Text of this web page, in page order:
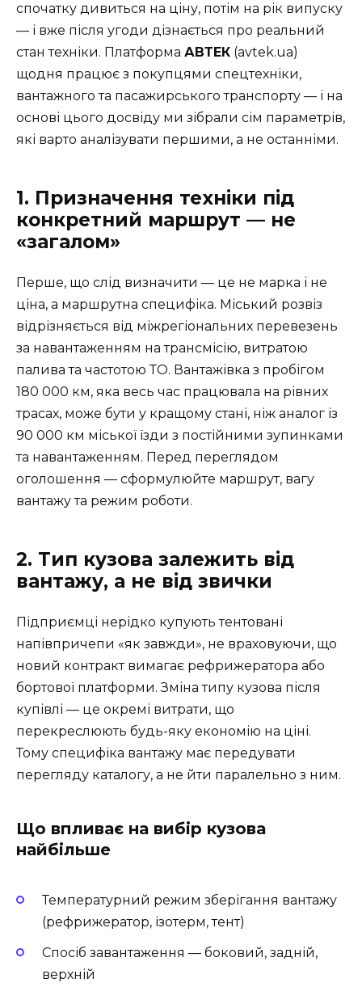
спочатку дивиться на ціну, потім на рік випуску
— і вже після угоди дізнається про реальний
стан техніки. Платформа АВТЕК (avtek.ua)
щодня працює з покупцями спецтехніки,
вантажного та пасажирського транспорту — і на
основі цього досвіду ми зібрали сім параметрів,
які варто аналізувати першими, а не останніми.
1. Призначення техніки під
конкретний маршрут — не
«загалом»
Перше, що слід визначити — це не марка і не
ціна, а маршрутна специфіка. Міський розвіз
відрізняється від міжрегіональних перевезень
за навантаженням на трансмісію, витратою
палива та частотою ТО. Вантажівка з пробігом
180 000 км, яка весь час працювала на рівних
трасах, може бути у кращому стані, ніж аналог із
90 000 км міської їзди з постійними зупинками
та навантаженням. Перед переглядом
оголошення — сформулюйте маршрут, вагу
вантажу та режим роботи.
2. Тип кузова залежить від
вантажу, а не від звички
Підприємці нерідко купують тентовані
напівпричепи «як завжди», не враховуючи, що
новий контракт вимагає рефрижератора або
бортової платформи. Зміна типу кузова після
купівлі — це окремі витрати, що
перекреслюють будь-яку економію на ціні.
Тому специфіка вантажу має передувати
перегляду каталогу, а не йти паралельно з ним.
Що впливає на вибір кузова
найбільше
Температурний режим зберігання вантажу
(рефрижератор, ізотерм, тент)
Спосіб завантаження — боковий, задній,
верхній